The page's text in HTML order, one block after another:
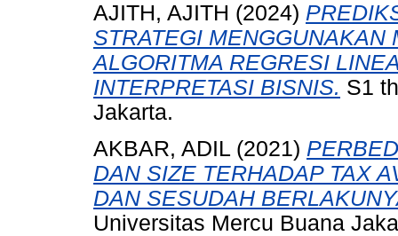
AJITH, AJITH (2024)
STRATEGI MENGGUNAKAN
ALGORITMA REGRESI
INTERPRETASI BISNIS. S1
Jakarta.
AKBAR, ADIL (2021)
DAN SIZE TERHADAP TAX
DAN SESUDAH
Universitas Mercu Buana